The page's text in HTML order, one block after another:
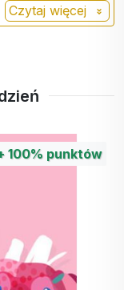
Czytaj więcej
100% punktów